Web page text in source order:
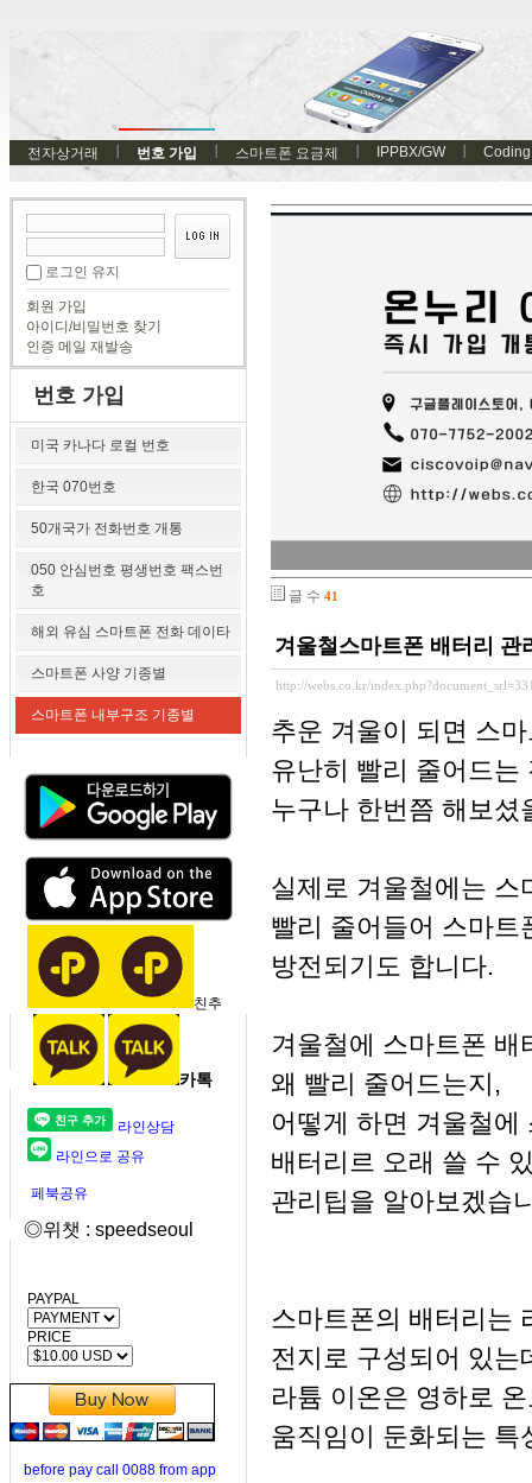
전자상거래 번호 가입 스마트폰 요금제 IPPBX/GW Coding
로그인 유지
회원 가입
아이디/비밀번호 찾기
인증 메일 재발송
번호 가입
미국 카나다 로컬 번호
한국 070번호
50개국가 전화번호 개통
050 안심번호 평생번호 팩스번
호
해외 유심 스마트폰 전화 데이타
스마트폰 사양 기종별
스마트폰 내부구조 기종별
친추
카톡
라인상담
라인으로 공유
페북공유
◎위챗 : speedseoul
PAYPAL
PRICE
before pay call 0088 from app
글 수 41
겨울철스마트폰 배터리 관
http://webs.co.kr/
추운 겨울이 되면 스
유난히 빨리 줄어드는
누구나 한번쯤 해보셨
실제로 겨울철에는 스
빨리 줄어들어 스마트
방전되기도 합니다.
겨울철에 스마트폰 배
왜 빨리 줄어드는지,
어떻게 하면 겨울철에
배터리르 오래 쓸 수
관리팁을 알아보겠습
스마트폰의 배터리는
전지로 구성되어 있는
라튬 이온은 영하로
움직임이 둔화되는 특